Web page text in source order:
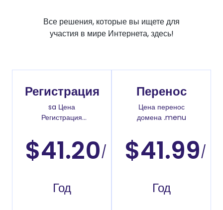
Все решения, которые вы ищете для
участия в мире Интернета, здесь!
Регистрация
sa Цена
Регистрация
$41.20/
Год
Перенос
Цена перенос
домена .menu
$41.99/
Год